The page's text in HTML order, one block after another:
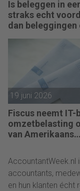
Is beleggen in
straks echt
dan beleggingen
19 juni 2026
Fiscus neemt IT-
omzetbelasting
van Amerikaans
AccountantWeek.nl
accountants,
en hun klanten écht